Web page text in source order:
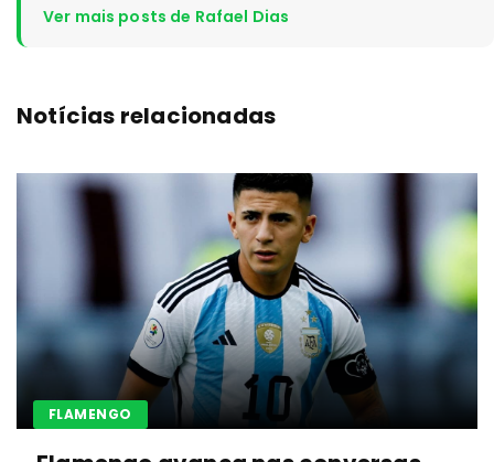
Ver mais posts de Rafael Dias
Notícias relacionadas
FLAMENGO